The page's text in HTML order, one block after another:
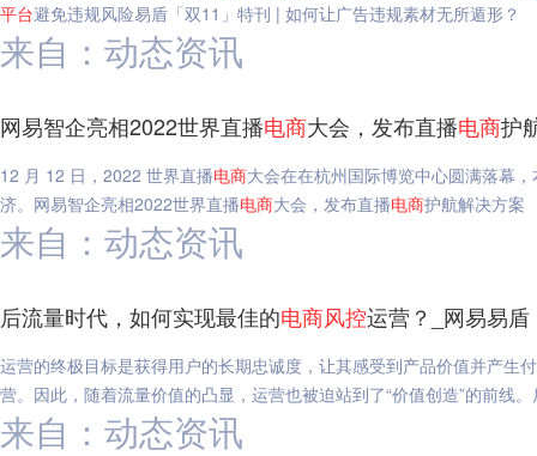
平台避免违规风险易盾「双11」特刊 | 如何让广告违规素材无所遁形？
来自：动态资讯
网易智企亮相2022世界直播电商大会，发布直播电商护
12 月 12 日，2022 世界直播电商大会在在杭州国际博览中心圆满落幕，
济。网易智企亮相2022世界直播电商大会，发布直播电商护航解决方案
来自：动态资讯
后流量时代，如何实现最佳的电商风控运营？_网易易盾
运营的终极目标是获得用户的长期忠诚度，让其感受到产品价值并产生
营。因此，随着流量价值的凸显，运营也被迫站到了“价值创造”的前线
来自：动态资讯